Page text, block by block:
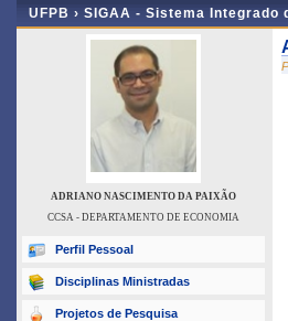
UFPB › SIGAA - Sistema Integrado
ADRIANO NASCIMENTO DA PAIXÃO
CCSA - DEPARTAMENTO DE ECONOMIA
Perfil Pessoal
Disciplinas Ministradas
Projetos de Pesquisa